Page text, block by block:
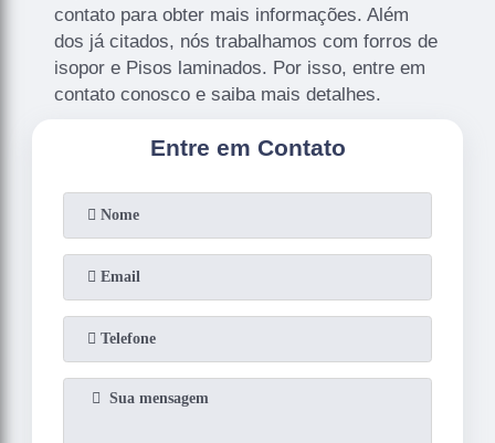
contato para obter mais informações. Além
dos já citados, nós trabalhamos com forros de
isopor e Pisos laminados. Por isso, entre em
contato conosco e saiba mais detalhes.
Entre em Contato